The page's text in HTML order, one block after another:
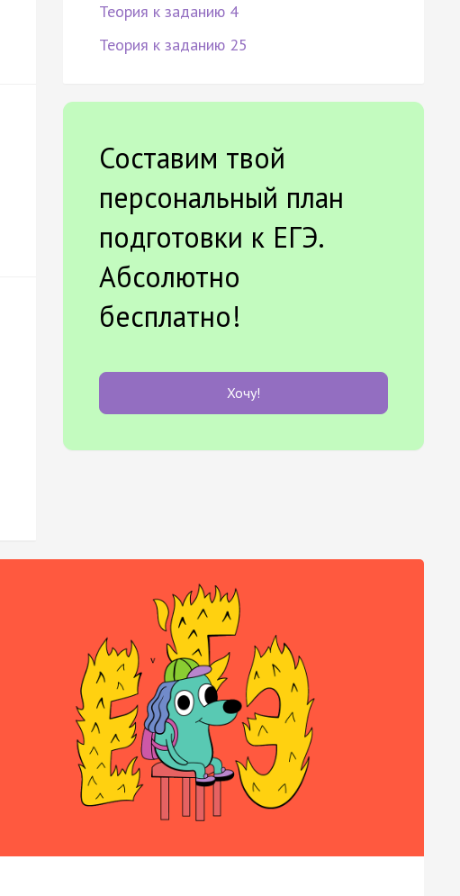
Теория к заданию 4
Теория к заданию 25
Составим твой
персональный план
подготовки к ЕГЭ.
Абсолютно
бесплатно!
Хочу!